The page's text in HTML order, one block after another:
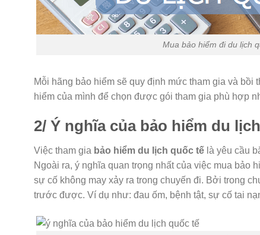
Mua bảo hiểm đi du lịch
Mỗi hãng bảo hiểm sẽ quy định mức tham gia và
hiểm của mình để chọn được gói tham gia phù hợp
2/ Ý nghĩa của bảo hiểm du
Việc tham gia bảo hiểm du lịch quốc tế là yêu cầu
Ngoài ra, ý nghĩa quan trọng nhất của việc mua bảo
sự cố không may xảy ra trong chuyến đi. Bởi trong
trước được. Ví dụ như: đau ốm, bệnh tật, sự cố tai